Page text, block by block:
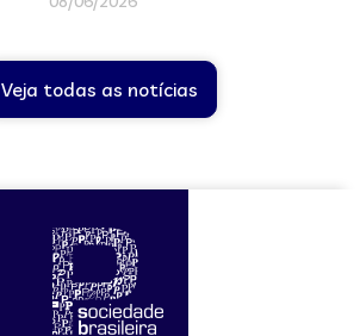
Veja todas as notícias